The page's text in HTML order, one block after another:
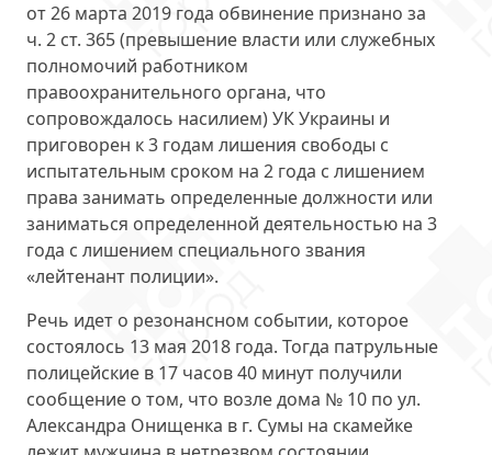
от 26 марта 2019 года обвинение признано за
ч. 2 ст. 365 (превышение власти или служебных
полномочий работником
правоохранительного органа, что
сопровождалось насилием) УК Украины и
приговорен к 3 годам лишения свободы с
испытательным сроком на 2 года с лишением
права занимать определенные должности или
заниматься определенной деятельностью на 3
года с лишением специального звания
«лейтенант полиции».
Речь идет о резонансном событии, которое
состоялось 13 мая 2018 года. Тогда патрульные
полицейские в 17 часов 40 минут получили
сообщение о том, что возле дома № 10 по ул.
Александра Онищенка в г. Сумы на скамейке